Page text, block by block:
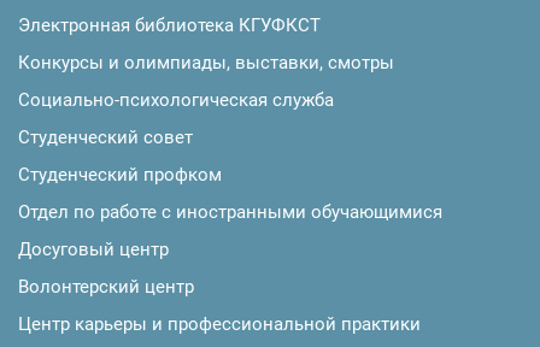
Электронная библиотека КГУФКСТ
Конкурсы и олимпиады, выставки, смотры
Социально-психологическая служба
Студенческий совет
Студенческий профком
Отдел по работе с иностранными обучающимися
Досуговый центр
Волонтерский центр
Центр карьеры и профессиональной практики